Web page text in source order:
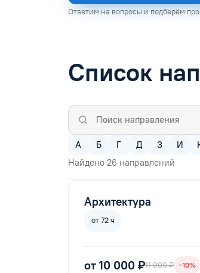
Ответим на вопросы и подберём
Список
А Б Г Д З И
Найдено 26 направлений
Архитектура
от 72 ч
от 10 000 ₽11 000 ₽ −10%